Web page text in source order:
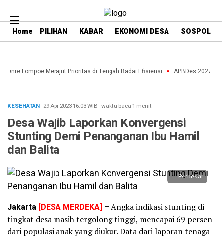
Home PILIHAN KABAR EKONOMI DESA SOSPOL
Lompoe Merajut Prioritas di Tengah Badai Efisiensi APBDes 2027:
KESEHATAN· 29 Apr 202316:03WIB ·waktu baca 1 menit
Desa Wajib Laporkan Konvergensi
Stunting Demi Penanganan Ibu Hamil
dan Balita
Perbesar
Jakarta [DESA MERDEKA] – Angka indikasi stunting di
tingkat desa masih tergolong tinggi, mencapai 69 persen
dari populasi anak yang diukur. Data dari laporan tenaga